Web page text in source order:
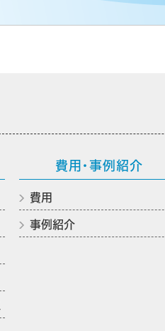
費用・事例紹介
費用
事例紹介